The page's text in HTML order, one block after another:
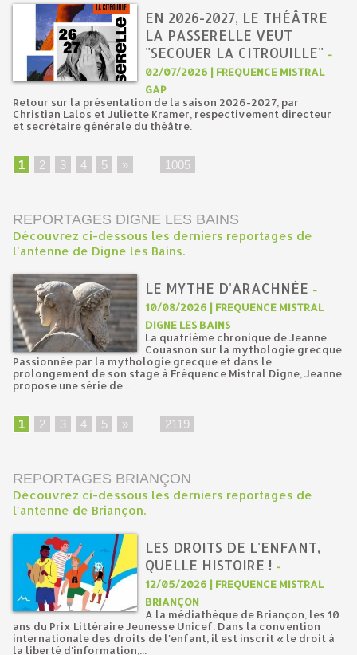
EN 2026-2027, LE THÉÂTRE
LA PASSERELLE VEUT
"SECOUER LA CITROUILLE" -
02/07/2026 | FREQUENCE MISTRAL
GAP
Retour sur la présentation de la saison 2026-2027, par
Christian Lalos et Juliette Kramer, respectivement directeur
et secrétaire générale du théâtre.
1 2 3 4 5 » 1005
REPORTAGES DIGNE LES BAINS
Découvrez ci-dessous les derniers reportages de
l'antenne de Digne les Bains.
LE MYTHE D'ARACHNÉE -
10/08/2026 | FREQUENCE MISTRAL
DIGNE LES BAINS
La quatrième chronique de Jeanne
Couasnon sur la mythologie grecque
Passionnée par la mythologie grecque et dans le
prolongement de son stage à Fréquence Mistral Digne, Jeanne
propose une série de...
1 2 3 4 5 » 2119
REPORTAGES BRIANÇON
Découvrez ci-dessous les derniers reportages de
l'antenne de Briançon.
LES DROITS DE L'ENFANT,
QUELLE HISTOIRE ! -
12/05/2026 | FREQUENCE MISTRAL
BRIANÇON
A la médiathèque de Briançon, les 10
ans du Prix Littéraire Jeunesse Unicef. Dans la convention
internationale des droits de l'enfant, il est inscrit « le droit à
la liberté d'information,...